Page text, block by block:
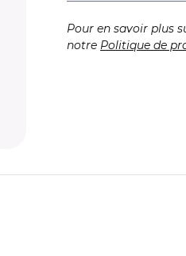
Pour en savoir plus
notre Politique de